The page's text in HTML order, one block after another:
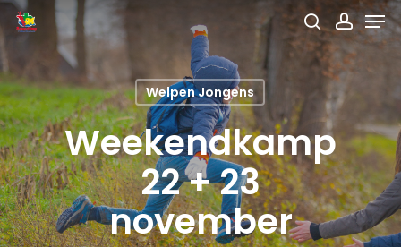
Skip
main
content
search
Welpen Jongens
Weekendkamp
22 + 23
november